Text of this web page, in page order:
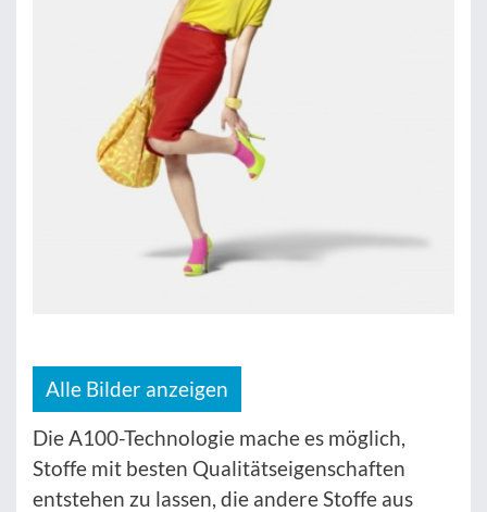
Alle Bilder anzeigen
Die A100-Technologie mache es möglich,
Stoffe mit besten Qualitätseigenschaften
entstehen zu lassen, die andere Stoffe aus